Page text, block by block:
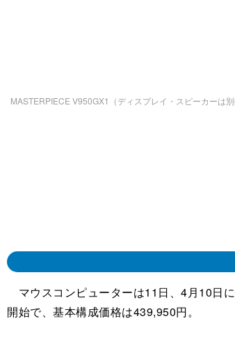
MASTERPIECE V950GX1（ディスプレイ・スピーカーは別
マウスコンピューターは11日、4月10日
開始で、基本構成価格は439,950円。